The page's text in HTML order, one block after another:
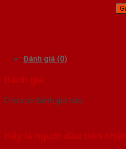
Đánh giá (0)
Đánh giá
Chưa có đánh giá nào.
Hãy là người đầu tiên